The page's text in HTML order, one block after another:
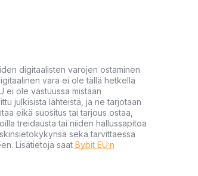
digitaalisten varojen ostaminen
vara ei ole tällä hetkellä
ei ole vastuussa mistään
julkisista lähteistä, ja ne tarjotaan
eikä suositus tai tarjous ostaa,
treidausta tai niiden hallussapitoa
sekä tarvittaessa
Lisätietoja saat Bybit EU:n